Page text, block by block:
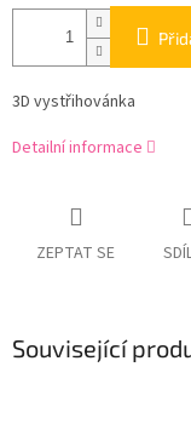
3D vystřihovánka
Detailní informace
ZEPTAT SE
Související